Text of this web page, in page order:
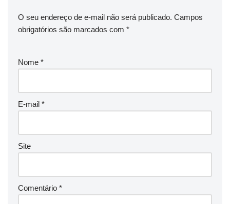
O seu endereço de e-mail não será publicado. Campos
obrigatórios são marcados com *
Nome *
E-mail *
Site
Comentário *